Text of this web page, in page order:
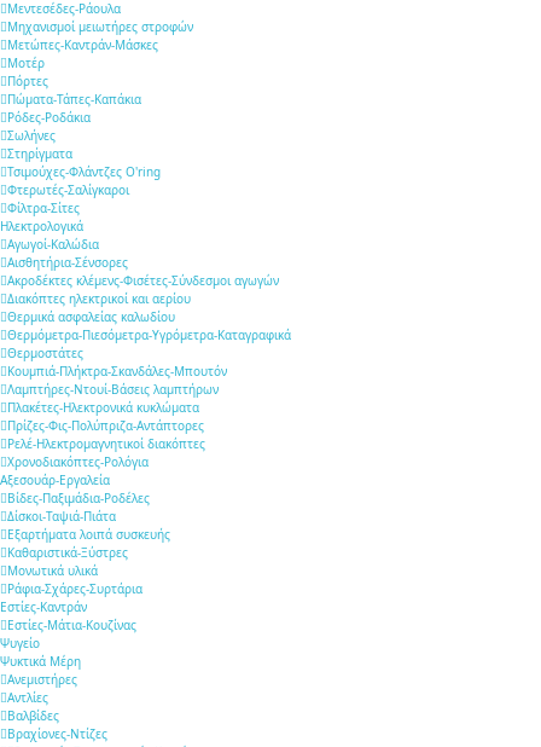
Μεντεσέδες-Ράουλα
Μηχανισμοί μειωτήρες στροφών
Μετώπες-Καντράν-Μάσκες
Μοτέρ
Πόρτες
Πώματα-Τάπες-Καπάκια
Ρόδες-Ροδάκια
Σωλήνες
Στηρίγματα
Τσιμούχες-Φλάντζες O'ring
Φτερωτές-Σαλίγκαροι
Φίλτρα-Σίτες
Ηλεκτρολογικά
Αγωγοί-Καλώδια
Αισθητήρια-Σένσορες
Ακροδέκτες κλέμενς-Φισέτες-Σύνδεσμοι αγωγών
Διακόπτες ηλεκτρικοί και αερίου
Θερμικά ασφαλείας καλωδίου
Θερμόμετρα-Πιεσόμετρα-Υγρόμετρα-Καταγραφικά
Θερμοστάτες
Κουμπιά-Πλήκτρα-Σκανδάλες-Μπουτόν
Λαμπτήρες-Ντουί-Βάσεις λαμπτήρων
Πλακέτες-Ηλεκτρονικά κυκλώματα
Πρίζες-Φις-Πολύπριζα-Αντάπτορες
Ρελέ-Ηλεκτρομαγνητικοί διακόπτες
Χρονοδιακόπτες-Ρολόγια
Αξεσουάρ-Εργαλεία
Βίδες-Παξιμάδια-Ροδέλες
Δίσκοι-Ταψιά-Πιάτα
Εξαρτήματα λοιπά συσκευής
Καθαριστικά-Ξύστρες
Μονωτικά υλικά
Ράφια-Σχάρες-Συρτάρια
Εστίες-Καντράν
Εστίες-Μάτια-Κουζίνας
Ψυγείο
Ψυκτικά Μέρη
Ανεμιστήρες
Αντλίες
Βαλβίδες
Βραχίονες-Ντίζες